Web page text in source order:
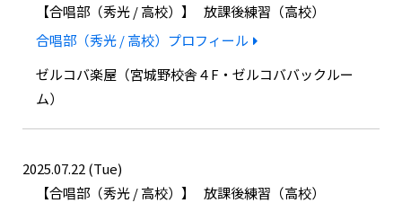
合唱部（秀光 / 高校）
放課後練習（高校）
合唱部（秀光 / 高校）プロフィール
ゼルコバ楽屋（宮城野校舎４F・ゼルコババックルー
ム）
2025.07.22 (Tue)
合唱部（秀光 / 高校）
放課後練習（高校）